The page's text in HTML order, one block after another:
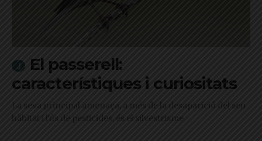
El passerell:
característiques i curiositats
La seva principal amenaça, a més de la desaparició del seu
hàbitat i l'ús de pesticides, és el silvestrisme